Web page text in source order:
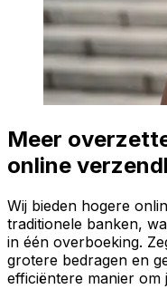
Meer
online
Wij bieden hogere
traditionele banken,
in één overboeking.
grotere bedragen en
efficiëntere manier om